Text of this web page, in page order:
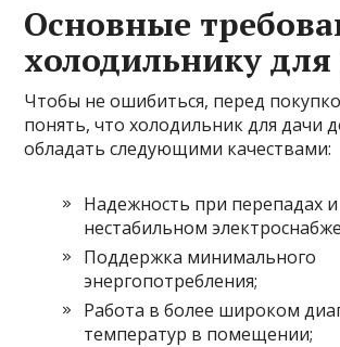
Основные
холодильнику
Чтобы не ошибиться, перед
понять, что холодильник для дачи
обладать следующими качествами:
Надежность при перепадах и
нестабильном
Поддержка минимального
энергопотребления;
Работа в более широком
температур в помещении;